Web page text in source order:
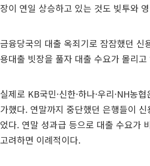
장이 연일 상승하고 있는 것도 빚투와
금융당국의 대출 옥죄기로 잠잠했던
용대출 빗장을 풀자 대출 수요가 몰리
실제로 KB국민·신한·하나·우리·NH농
가했다. 연말까지 중단했던 은행들이
었다. 연말 성과급 등으로 대출 수요가
고려하면 이례적이다.